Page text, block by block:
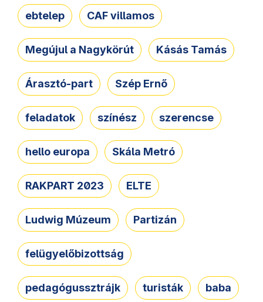
ebtelep CAF villamos
Megújul a Nagykörút Kásás Tamás
Árasztó-part Szép Ernő
feladatok színész szerencse
hello europa Skála Metró
RAKPART 2023 ELTE
Ludwig Múzeum Partizán
felügyelőbizottság
pedagógussztrájk turisták baba